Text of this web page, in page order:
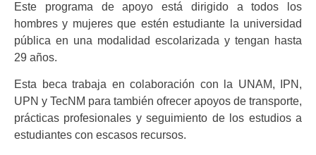
Este programa de apoyo está dirigido a todos los
hombres y mujeres que estén estudiante la universidad
pública en una modalidad escolarizada y tengan hasta
29 años.
Esta beca trabaja en colaboración con la UNAM, IPN,
UPN y TecNM para también ofrecer apoyos de transporte,
prácticas profesionales y seguimiento de los estudios a
estudiantes con escasos recursos.